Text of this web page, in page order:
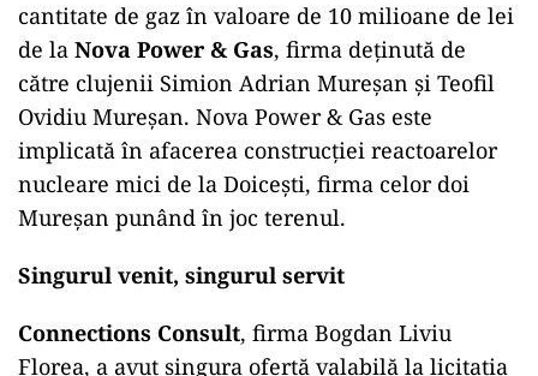
cantitate de gaz în valoare de 10 milioane de lei
de la Nova Power & Gas, firma deținută de
către clujenii Simion Adrian Mureșan și Teofil
Ovidiu Mureșan. Nova Power & Gas este
implicată în afacerea construcției reactoarelor
nucleare mici de la Doicești, firma celor doi
Mureșan punând în joc terenul.
Singurul venit, singurul servit
Connections Consult, firma Bogdan Liviu
Florea, a avut singura ofertă valabilă la licitația